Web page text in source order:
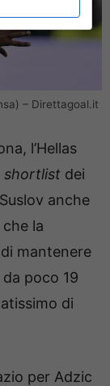
– Direttagoal.it
l’Hellas
shortlist dei
anche
la
mantenere
poco 19
di
per Adzic